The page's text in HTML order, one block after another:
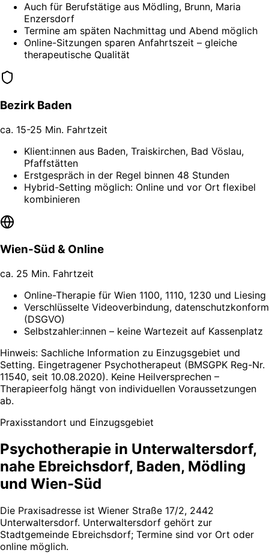
Auch für Berufstätige aus Mödling, Brunn, Maria
Enzersdorf
Termine am späten Nachmittag und Abend möglich
Online-Sitzungen sparen Anfahrtszeit – gleiche
therapeutische Qualität
Bezirk Baden
ca. 15-25 Min. Fahrtzeit
Klient:innen aus Baden, Traiskirchen, Bad Vöslau,
Pfaffstätten
Erstgespräch in der Regel binnen 48 Stunden
Hybrid-Setting möglich: Online und vor Ort flexibel
kombinieren
Wien-Süd & Online
ca. 25 Min. Fahrtzeit
Online-Therapie für Wien 1100, 1110, 1230 und Liesing
Verschlüsselte Videoverbindung, datenschutzkonform
(DSGVO)
Selbstzahler:innen – keine Wartezeit auf Kassenplatz
Hinweis: Sachliche Information zu Einzugsgebiet und
Setting. Eingetragener Psychotherapeut (BMSGPK Reg-Nr.
11540, seit 10.08.2020). Keine Heilversprechen –
Therapieerfolg hängt von individuellen Voraussetzungen
ab.
Praxisstandort und Einzugsgebiet
Psychotherapie in Unterwaltersdorf,
nahe Ebreichsdorf, Baden, Mödling
und Wien-Süd
Die Praxisadresse ist Wiener Straße 17/2, 2442
Unterwaltersdorf. Unterwaltersdorf gehört zur
Stadtgemeinde Ebreichsdorf; Termine sind vor Ort oder
online möglich.